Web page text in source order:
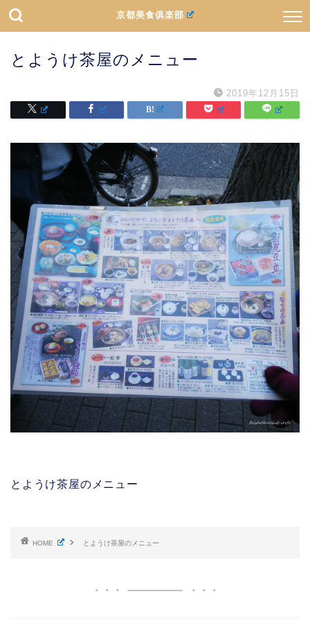
京都美食俱楽部
とようけ茶屋のメニュー
2019年12月15日
とようけ茶屋のメニュー
HOME とようけ茶屋のメニュー